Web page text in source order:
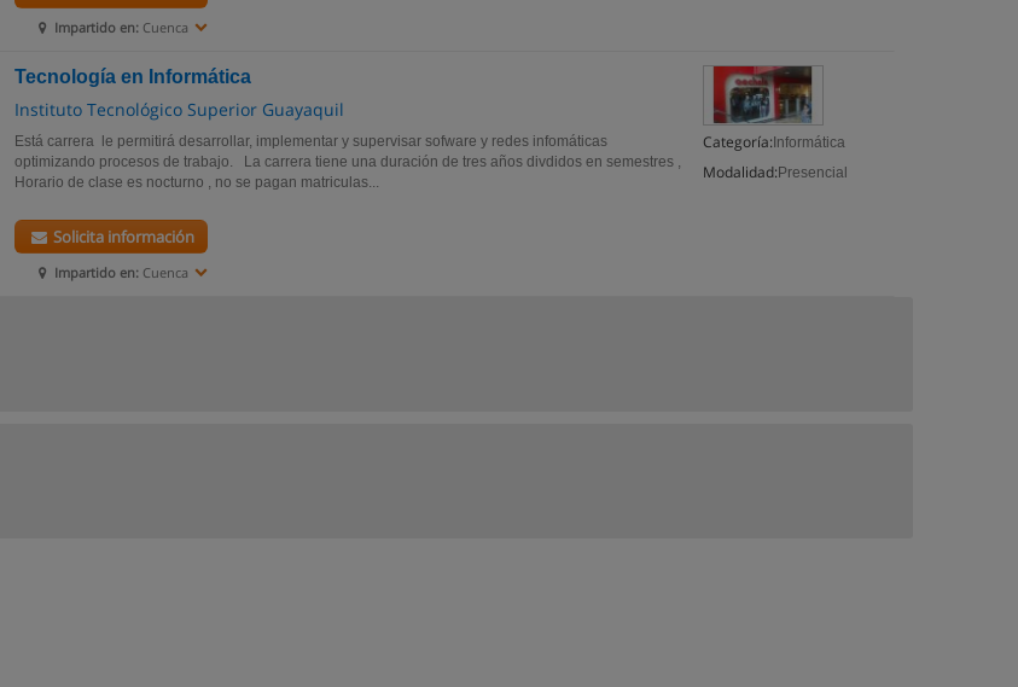
Impartido en: Cuenca
Tecnología en Informática
Instituto Tecnológico Superior Guayaquil
Categoría: Informática
Modalidad: Presencial
Está carrera le permitirá desarrollar, implementar y supervisar sofware y redes infomáticas
optimizando procesos de trabajo. La carrera tiene una duración de tres años divdidos en semestres ,
Horario de clase es nocturno , no se pagan matriculas...
Impartido en: Cuenca
Solicita información